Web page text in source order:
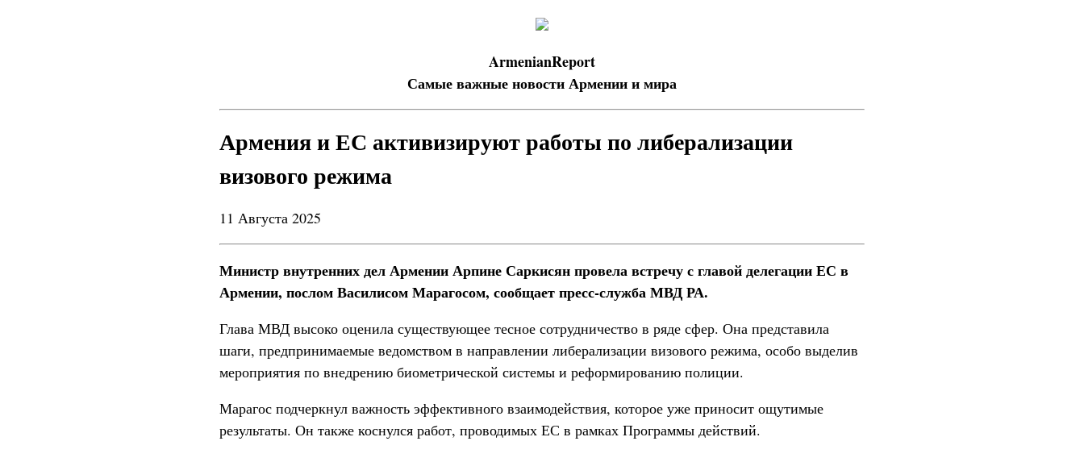
ArmenianReport
Самые важные новости Армении и мира
Армения и ЕС активизируют работы по либерализации
визового режима
11 Августа 2025
Министр внутренних дел Армении Арпине Саркисян провела встречу с главой делегации ЕС в
Армении, послом Василисом Марагосом, сообщает пресс-служба МВД РА.
Глава МВД высоко оценила существующее тесное сотрудничество в ряде сфер. Она представила
шаги, предпринимаемые ведомством в направлении либерализации визового режима, особо выделив
мероприятия по внедрению биометрической системы и реформированию полиции.
Марагос подчеркнул важность эффективного взаимодействия, которое уже приносит ощутимые
результаты. Он также коснулся работ, проводимых ЕС в рамках Программы действий.